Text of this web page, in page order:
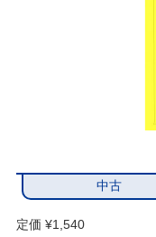
中古
定価 ¥1,540